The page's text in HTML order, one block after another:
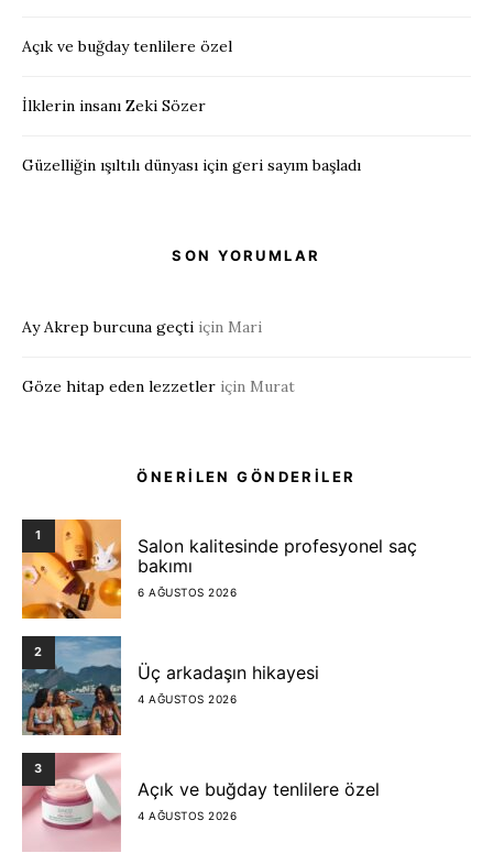
Açık ve buğday tenlilere özel
İlklerin insanı Zeki Sözer
Güzelliğin ışıltılı dünyası için geri sayım başladı
SON YORUMLAR
Ay Akrep burcuna geçti için Mari
Göze hitap eden lezzetler için Murat
ÖNERİLEN GÖNDERİLER
1
Salon kalitesinde profesyonel saç
bakımı
6 AĞUSTOS 2026
2
Üç arkadaşın hikayesi
4 AĞUSTOS 2026
3
Açık ve buğday tenlilere özel
4 AĞUSTOS 2026